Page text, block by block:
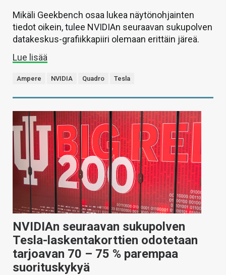
Mikäli Geekbench osaa lukea näytönohjainten
tiedot oikein, tulee NVIDIAn seuraavan sukupolven
datakeskus-grafiikkapiiri olemaan erittäin järeä.
Lue lisää
Ampere NVIDIA Quadro Tesla
NVIDIAn seuraavan sukupolven
Tesla-laskentakorttien odotetaan
tarjoavan 70 – 75 % parempaa
suorituskykyä